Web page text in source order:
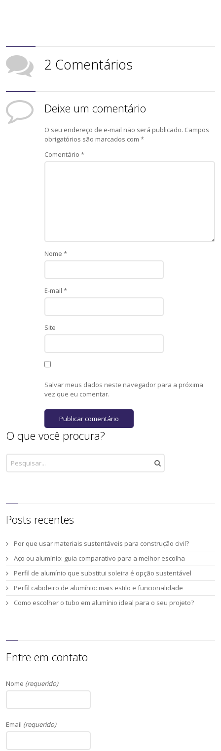
2 Comentários
Deixe um comentário
O seu endereço de e-mail não será publicado. Campos
obrigatórios são marcados com*
Comentário*
Nome*
E-mail*
Site
Salvar meus dados neste navegador para a próxima
vez que eu comentar.
O que você procura?
Posts recentes
Por que usar materiais sustentáveis para construção civil?
Aço ou alumínio: guia comparativo para a melhor escolha
Perfil de alumínio que substitui soleira é opção sustentável
Perfil cabideiro de alumínio: mais estilo e funcionalidade
Como escolher o tubo em alumínio ideal para o seu projeto?
Entre em contato
Nome (requerido)
Email (requerido)